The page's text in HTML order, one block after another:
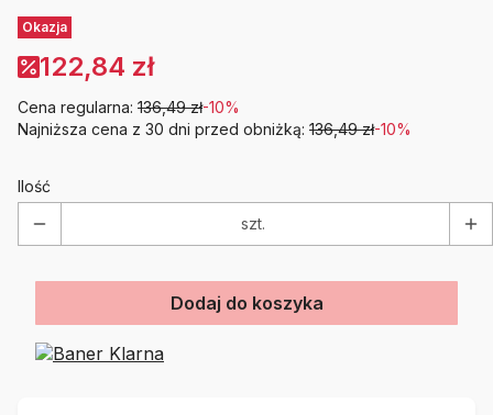
Etykiety
Okazja
122,84 zł
Cena regularna: 136,49 zł-10%
Najniższa cena z 30 dni przed obniżką: 136,49 zł-10%
Ilość
szt.
Dodaj do koszyka